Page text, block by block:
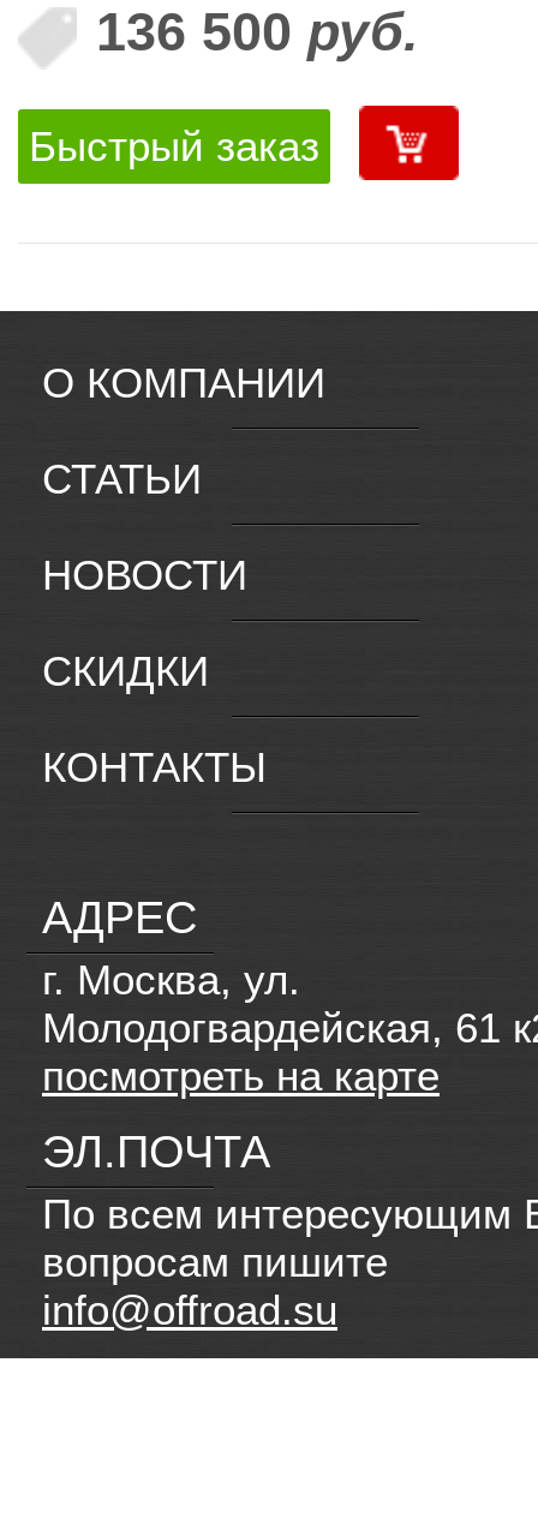
136 500 руб.
Быстрый заказ
О КОМПАНИИ
СТАТЬИ
НОВОСТИ
СКИДКИ
КОНТАКТЫ
АДРЕС
г. Москва, ул.
Молодогвардейская, 61
посмотреть на карте
ЭЛ.ПОЧТА
По всем интересующим
вопросам пишите
info@offroad.su